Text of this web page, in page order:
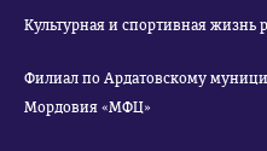
Культурная и спортивная жизнь
Филиал по Ардатовскому
Мордовия «МФЦ»